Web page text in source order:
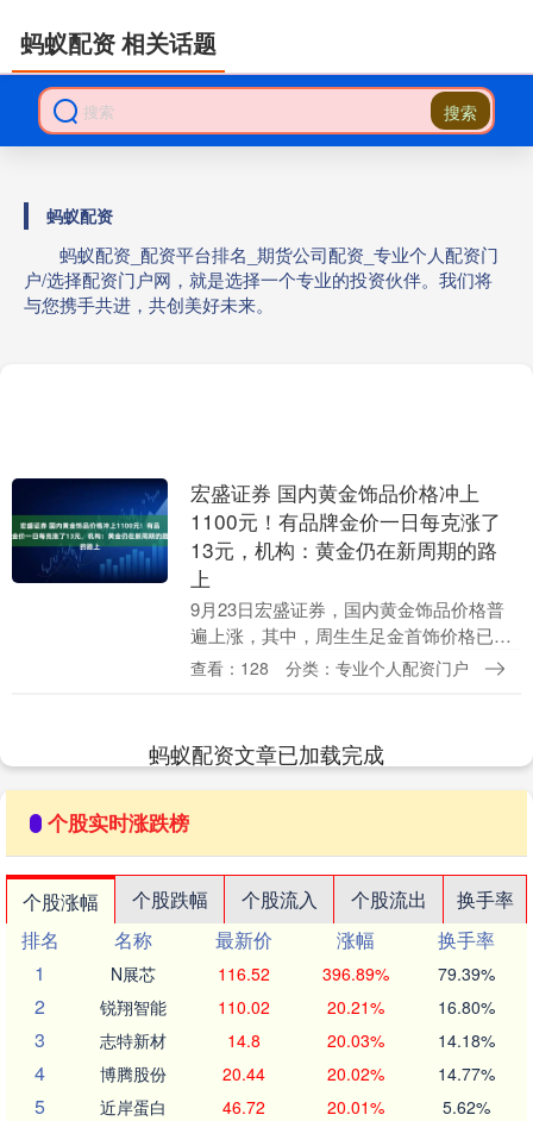
搜索
蚂蚁配资
蚂蚁配资_配资平台排名_期货公司配资_专业个人配资门
户/选择配资门户网，就是选择一个专业的投资伙伴。我们将
与您携手共进，共创美好未来。
蚂蚁配资 相关话题
宏盛证券 国内黄金饰品价格冲上
1100元！有品牌金价一日每克涨了
13元，机构：黄金仍在新周期的路
上
9月23日宏盛证券，国内黄金饰品价格普
遍上涨，其中，周生生足金首饰价格已经
涨价1100元/克，比前一日上涨10元/克；
查看：128 分类：专业个人配资门户
蚂蚁配资文章已加载完成
个股实时涨跌榜
个股涨幅 个股跌幅 个股流入 个股流出
换手率
排名
名称 最新价 涨幅
换手率
1
N展芯 116.52 396.89% 79.39%
2 锐翔智能 110.02 20.21% 16.80%
3 志特新材 14.8 20.03% 14.18%
4 博腾股份 20.44 20.02% 14.77%
5 近岸蛋白 46.72 20.01% 5.62%